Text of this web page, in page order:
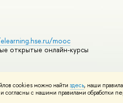
cookies можно найти здесь, наши
с нашими правилами обработки
mooc
открытые онлайн-курсы